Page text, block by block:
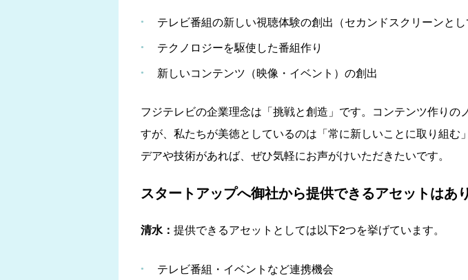
テレビ番組の新しい視聴体験の創出（セカンドスクリーンと
テクノロジーを駆使した番組作り
新しいコンテンツ（映像・イベント）の創出
フジテレビの企業理念は「挑戦と創造」です。コンテンツ作り
すが、私たちが美徳としているのは「常に新しいことに取り組
デアや技術があれば、ぜひ気軽にお声がけいただきたいです。
スタートアップへ御社から提供できるアセットはあ
清水： 提供できるアセットとしては以下2つを挙げています。
テレビ番組・イベントなど連携機会